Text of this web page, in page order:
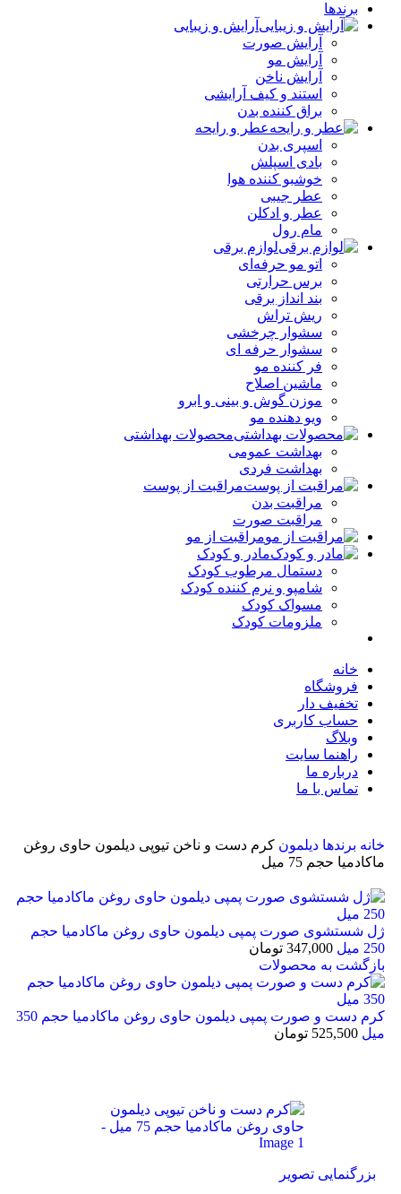
برندها
آرایش و زیبایی
آرایش صورت
آرایش مو
آرایش ناخن
استند و کیف آرایشی
براق کننده بدن
عطر و رایحه
اسپری بدن
بادی اسپلش
خوشبو کننده هوا
عطر جیبی
عطر و ادکلن
مام رول
لوازم برقی
اتو مو حرفه‌ای
برس حرارتی
بند انداز برقی
ریش تراش
سشوار چرخشی
سشوار حرفه ای
فر کننده‌ مو
ماشین اصلاح
موزن گوش و بینی و ابرو
ویو دهنده مو
محصولات بهداشتی
بهداشت عمومی
بهداشت فردی
مراقبت از پوست
مراقبت بدن
مراقبت صورت
مراقبت از مو
مادر و کودک
دستمال مرطوب کودک
شامپو و نرم کننده کودک
مسواک کودک
ملزومات کودک
خانه
فروشگاه
تخفیف دار
حساب کاربری
وبلاگ
راهنما سایت
درباره ما
تماس با ما
خانه برندها دیلمون کرم دست و ناخن تیوپی دیلمون حاوی روغن
ماکادمیا حجم 75 میل
ژل شستشوی صورت پمپی دیلمون حاوی روغن ماکادمیا حجم
250 میل
347,000 تومان
بازگشت به محصولات
کرم دست و صورت پمپی دیلمون حاوی روغن ماکادمیا حجم 350
میل 525,500 تومان
بزرگنمایی تصویر